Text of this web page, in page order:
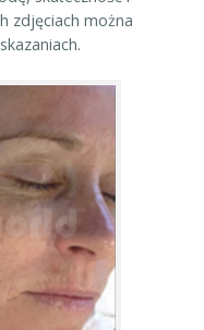
zdjęciach można